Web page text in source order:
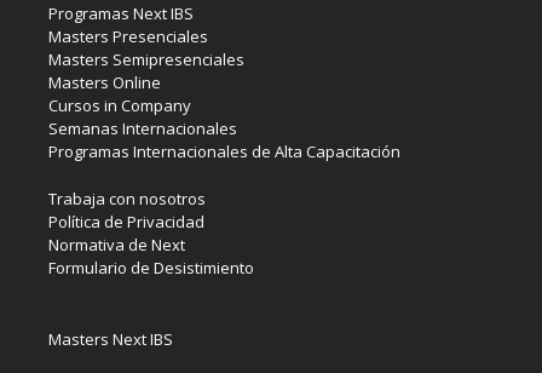
Programas Next IBS
Masters Presenciales
Masters Semipresenciales
Masters Online
Cursos in Company
Semanas Internacionales
Programas Internacionales de Alta Capacitación
Trabaja con nosotros
Política de Privacidad
Normativa de Next
Formulario de Desistimiento
Masters Next IBS